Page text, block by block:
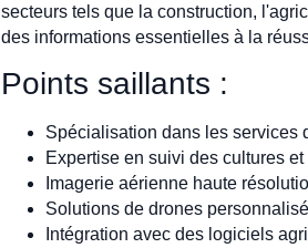
secteurs tels que la construction,
des informations essentielles à la
Points saillants :
Spécialisation dans les services
Expertise en suivi des cultures
Imagerie aérienne haute
Solutions de drones
Intégration avec des logiciels